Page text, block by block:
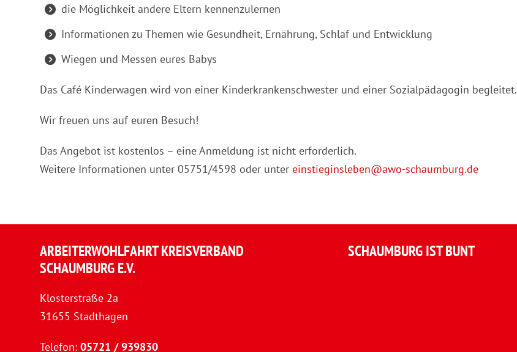
die Möglichkeit andere Eltern kennenzulernen
Informationen zu Themen wie Gesundheit, Ernährung, Schlaf und Entwicklung
Wiegen und Messen eures Babys
Das Café Kinderwagen wird von einer Kinderkrankenschwester und einer Sozialpädagogin begleitet.
Wir freuen uns auf euren Besuch!
Das Angebot ist kostenlos – eine Anmeldung ist nicht erforderlich.
Weitere Informationen unter 05751/4598 oder unter einstieginsleben@awo-schaumburg.de
ARBEITERWOHLFAHRT KREISVERBAND
SCHAUMBURG E.V.
Klosterstraße 2a
31655 Stadthagen
Telefon: 05721 / 939830
SCHAUMBURG IST BUNT